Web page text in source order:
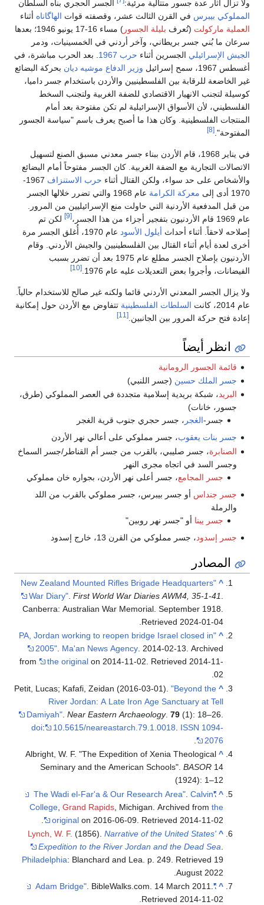
ولا تزال آثار عدة جسور متتالية مرئية:
الجسر الحجري بناه السلطان
المملوكي بيبرس في القرن الثالث عشر، وقصفته قوات الهاگاناه أثناء
العملية ماركولت (تُعرف بليلة الجسور
) مساء 16-17 يونيو 1946؛ بعدها
سرعان ما بُني جسر بريطاني، وآخر أردني في الخمسينيات، ودمر
الجيش الإسرائيلي الجسرين أثناء حرب 1967
. بعد الحرب مباشرة، في
أغسطس 1967، سمح إسرائيل
وزير الدفاع موشيه ديان بحركة البضائع
غير الخاضعة للرقابة بين الفلسطينيين والأردن باستخدام جسر داميا،
كوسيلة لتجنب الانهيار الاقتصادي للضفة الغربية ولتجنب السخط
الفلسطيني، لأن الأسواق الإسرائيلية لم تكن مفتوحة بعد أمام
المنتجات الفلسطينية. وكان هذا ما أصبح يعرف باسم "سياسة الجسور
المفتوحة". [8]
في يناير 1968، قام الأردن ببناء جسر معدني مسبق الصنع لتسهيل
الاتصالات التجارية مع الضفة الغربية. كان الجسر مفتوحاً أمام البضائع
والأشخاص على حد سواء، ولكن القتال أثناء حرب الاستنزاف
1967-
1970 أدى إلى
معركة الكرامة
عام 1968 والتي تضرر خلالها الجسر
من قبل المدفعية الأردنية التي حاولت منع الإسرائيليين من المرور.
عام 1969 قام الأردنيون بتفجير أجزاء من هذا الجسر،
[9]
لكن تم
إصلاحه لاحقاً. أثناء أحداث أيلول الأسود
عام 1970، أُغلق الجسر مرة
أخرى لعدة أيام أثناء القتال بين الفلسطينيين والجيش الأردني. وقام
الأردنيون بإصلاح الجسر مطلع عام 1975 بعد أن تضرر بسبب
الفيضانات، وأجروا بعض التعديلات عليه عام 1976.
[10]
ولا يزال الجسر المعدني الأردني قائما ولكنه غير صالح للاستخدام حالياً.
عام 2014، كانت
السلطات الفلسطينية تتفاوض مع الأردن حول إمكانية
إعادة فتح حركة المرور بين الجانبين. [11]
انظر أيضاً
قائمة الجسور الرومانية
جسر الملك حسين (جسر اللنبي)
البريد، شبكة بريدية إسلامية متجددة في العصر المملوكي (طرق،
جسور، خانات)
جسر-الغجر ، جسر حجري جنوب قرية الغجر
جسر بنات يعقوب، جسر مملوكي على أعالي نهر الأردن
الصنابرة، جسر صليبي، بالقرب من جسر أم القناطر/جسر السماخ
وجسر السد في اتجاه مجرى النهر
جسر المجامع، جسر أعلى نهر الأردن، بجواره خان مملوكي
جسر جنداس أو جسر بيبرس، جسر مملوكي بالقرب من اللد
والرملة
جسر يبنا أو "جسر نهر روبين"
جسر إسدود، جسر مملوكي من القرن 13، خارج إسدود
المصادر
^
"New Zealand Mounted Rifles Brigade Headquarters
War Diary" .First World War Diaries AWM4, 35-1-41
Canberra: Australian War Memorial. September 1918
Retrieved 2024-01-04
^
"PA, Jordan working to reopen bridge Israel closed in
2005". Ma'an News Agency. 2014-02-13. Archived
from
the original on 2014-11-02. Retrieved2014-11-
02
.
^
Petit, Lucas; Kafafi, Zeidan (2016-03-01)."Beyond the
River Jordan: A Late Iron Age Sanctuary at Tell
Damiyah" .Near Eastern Archaeology.79 (1): 18–26.
doi: 10.5615/neareastarch.79.1.0018 ISSN 1094-
2076
^
Albright, W. F. "The Expedition of Xenia Theological
Seminary and the American Schools".BASOR 14
(1924): 1–12
^
"The Wadi el-Far'a & Our Research Area"
.Calvin
College ,Grand Rapids , Michigan. Archived fromthe
original on 2016-06-09 . Retrieved 2014-11-02
^
Lynch, W. F. (1856).Narrative of the United States'
Expedition to the River Jordan and the Dead Sea
Philadelphia: Blanchard and Lea. p. 249 . Retrieved 19
August 2022
.
^
"Adam Bridge"
. BibleWalks.com. 14 March 2011.
Retrieved2014-11-02
.